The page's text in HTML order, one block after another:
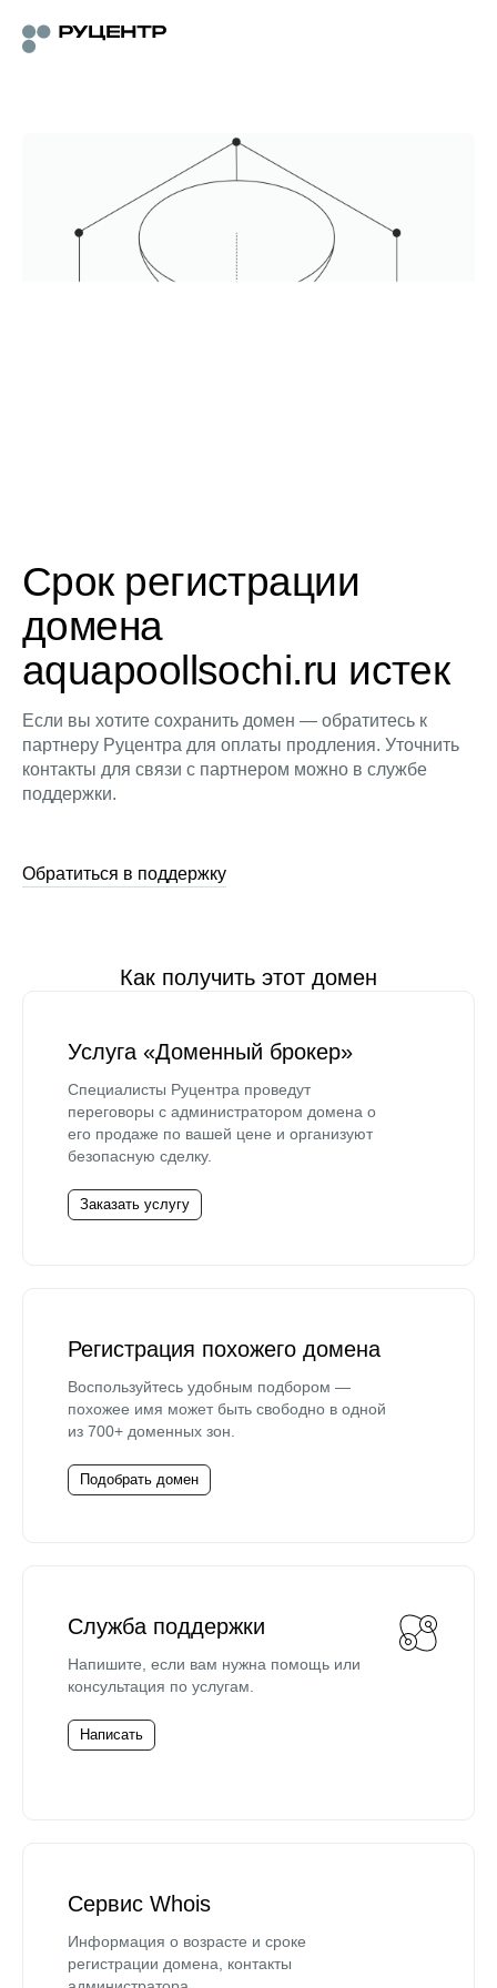
Срок регистрации
домена
aquapoollsochi.ru истек
Если вы хотите сохранить домен — обратитесь к
партнеру Руцентра для оплаты продления. Уточнить
контакты для связи с партнером можно в службе
поддержки.
Обратиться в поддержку
Как получить этот домен
Услуга «Доменный брокер»
Специалисты Руцентра проведут
переговоры с администратором домена о
его продаже по вашей цене и организуют
безопасную сделку.
Заказать услугу
Регистрация похожего домена
Воспользуйтесь удобным подбором —
похожее имя может быть свободно в одной
из 700+ доменных зон.
Подобрать домен
Служба поддержки
Напишите, если вам нужна помощь или
консультация по услугам.
Написать
Сервис Whois
Информация о возрасте и сроке
регистрации домена, контакты